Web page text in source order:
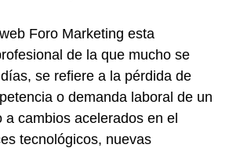
Foro Marketing esta
de la que mucho se
se refiere a la pérdida de
o demanda laboral de un
a cambios acelerados en el
tecnológicos, nuevas